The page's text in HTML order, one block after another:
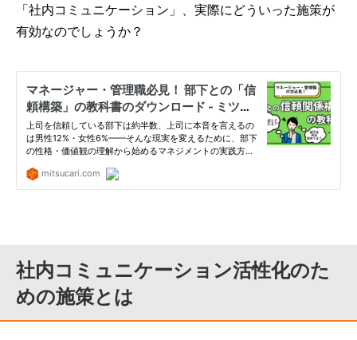
「社内コミュニケーション」、実際にどういった施策が
有効なのでしょうか？
社内コミュニケーション活性化のた
めの施策とは